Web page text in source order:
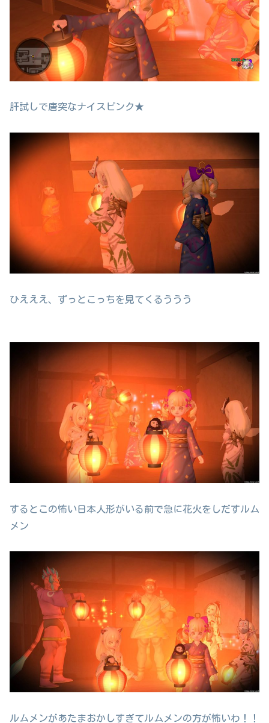
肝試しで唐突なナイスピンク★
ひえええ、ずっとこっちを見てくるううう
するとこの怖い日本人形がいる前で急に花火をしだすルム
メン
ルムメンがあたまおかしすぎてルムメンの方が怖いわ！！